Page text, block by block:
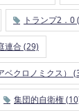
トランプ2．0
連合 (29)
クロノミクス）
集団的自衛権